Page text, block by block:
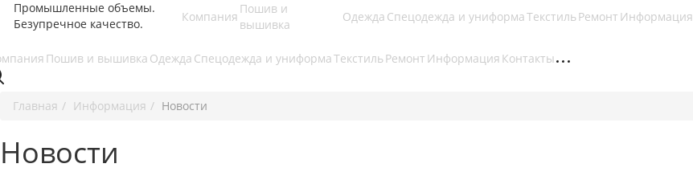
Промышленные объемы.
Безупречное качество.
Компания
Пошив и
вышивка
Одежда Спецодежда и униформаТекстильРемонт Информация
Пошив и вышивка Одежда Спецодежда и униформаТекстильРемонт Информация Контакты
Главная Информация Новости
Новости